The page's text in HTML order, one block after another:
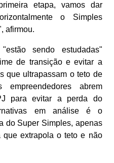
etapa, vamos dar
o Simples
afirmou.
sendo estudadas"
de transição e evitar a
que ultrapassam o teto de
empreendedores abrem
para evitar a perda do
em análise é o
do Super Simples, apenas
que extrapola o teto e não